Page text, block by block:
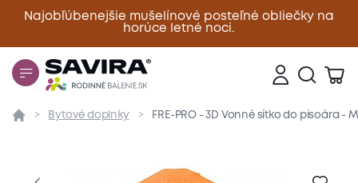
Najobľúbenejšie mušelínové posteľné obliečky na
horúce letné noci.
Zavrieť
Prehľad Parametre Popis produktu
Bytové doplnky FRE-PRO - 3D Vonné sítko do pisoára -